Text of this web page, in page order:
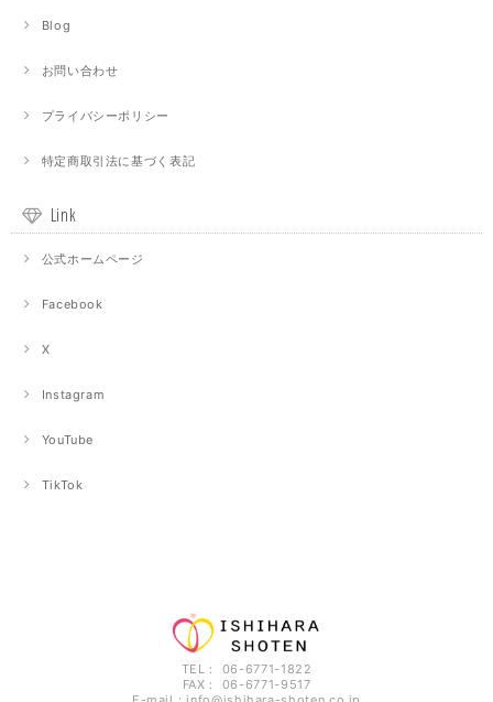
Blog
お問い合わせ
プライバシーポリシー
特定商取引法に基づく表記
Link
公式ホームページ
Facebook
X
Instagram
YouTube
TikTok
TEL： 06-6771-1822
FAX： 06-6771-9517